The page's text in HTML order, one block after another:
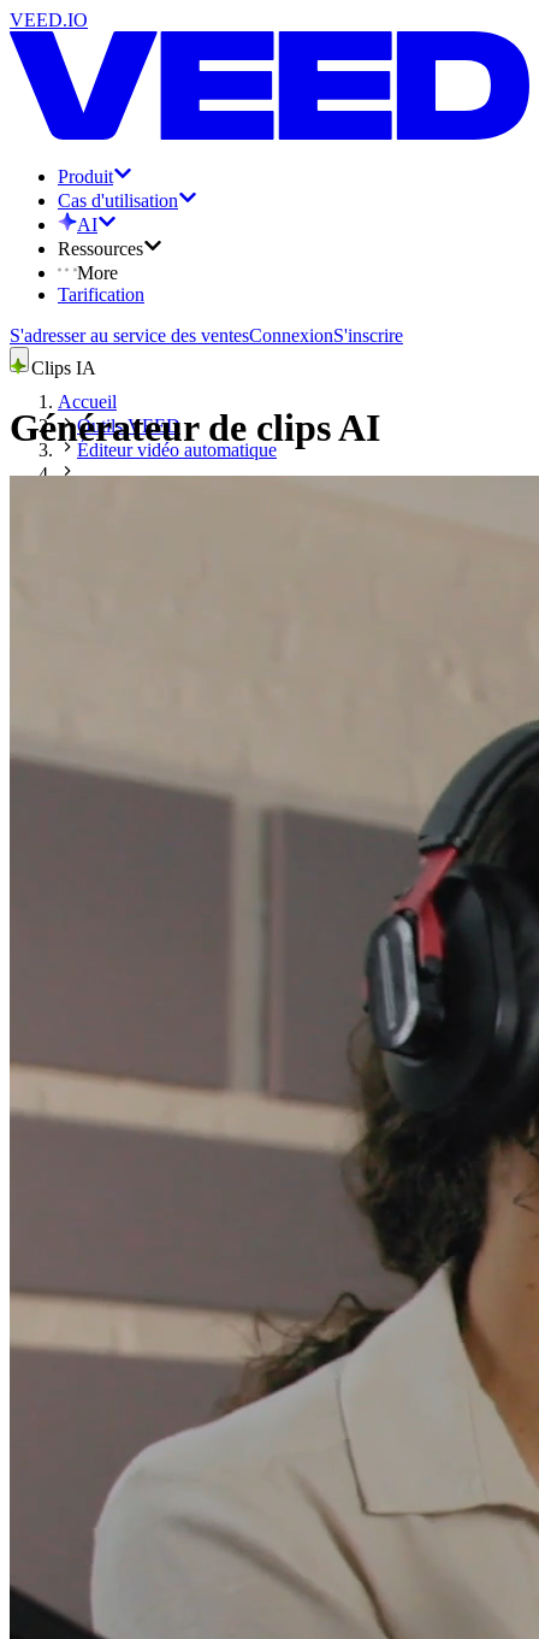
VEED.IO
Produit
Cas d'utilisation
AI
Ressources
More
Tarification
S'adresser au service des ventesConnexionS'inscrire
Accueil
Outils VEED
Éditeur vidéo automatique
Clips IA
Générateur de clips AI